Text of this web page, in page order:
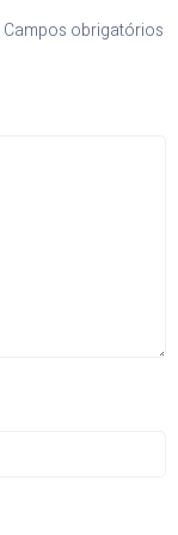
Campos obrigatórios